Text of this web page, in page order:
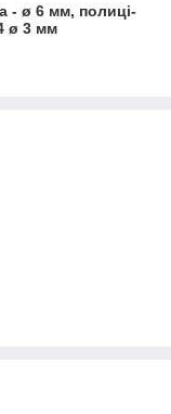
- ø 6 мм, полиці-
ø 3 мм